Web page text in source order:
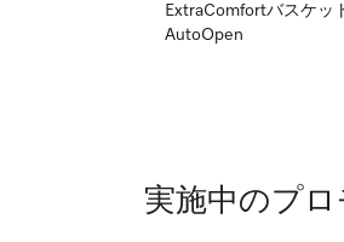
ExtraComfortバスケッ
AutoOpen
実施中のプ